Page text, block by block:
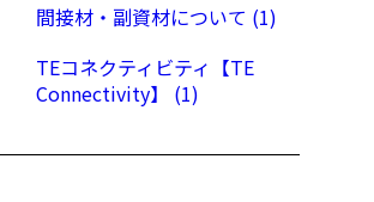
間接材・副資材について (1)
TEコネクティビティ【TE
Connectivity】 (1)